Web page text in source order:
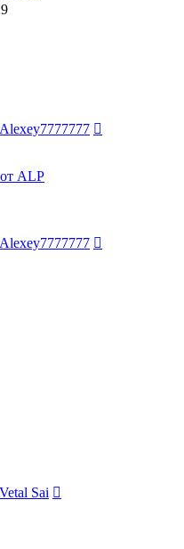
Alexey7777777
ALP
Alexey7777777
Vetal Sai